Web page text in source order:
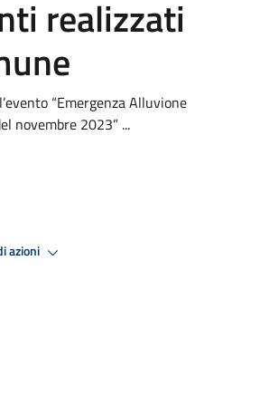
realizzati
“Emergenza Alluvione
novembre 2023” ...
azioni